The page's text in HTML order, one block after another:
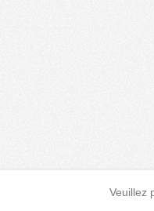
Veuillez